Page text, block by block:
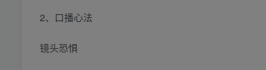
2、口播心法
镜头恐惧